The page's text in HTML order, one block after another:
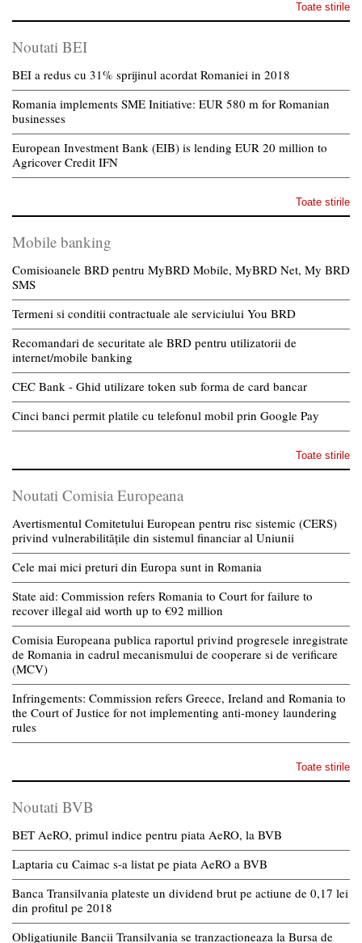
Toate stirile
Noutati BEI
BEI a redus cu 31% sprijinul acordat Romaniei in 2018
Romania implements SME Initiative: EUR 580 m for Romanian
businesses
European Investment Bank (EIB) is lending EUR 20 million to
Agricover Credit IFN
Toate stirile
Mobile banking
Comisioanele BRD pentru MyBRD Mobile, MyBRD Net, My BRD
SMS
Termeni si conditii contractuale ale serviciului You BRD
Recomandari de securitate ale BRD pentru utilizatorii de
internet/mobile banking
CEC Bank - Ghid utilizare token sub forma de card bancar
Cinci banci permit platile cu telefonul mobil prin Google Pay
Toate stirile
Noutati Comisia Europeana
Avertismentul Comitetului European pentru risc sistemic (CERS)
privind vulnerabilitățile din sistemul financiar al Uniunii
Cele mai mici preturi din Europa sunt in Romania
State aid: Commission refers Romania to Court for failure to
recover illegal aid worth up to €92 million
Comisia Europeana publica raportul privind progresele inregistrate
de Romania in cadrul mecanismului de cooperare si de verificare
(MCV)
Infringements: Commission refers Greece, Ireland and Romania to
the Court of Justice for not implementing anti-money laundering
rules
Toate stirile
Noutati BVB
BET AeRO, primul indice pentru piata AeRO, la BVB
Laptaria cu Caimac s-a listat pe piata AeRO a BVB
Banca Transilvania plateste un dividend brut pe actiune de 0,17 lei
din profitul pe 2018
Obligatiunile Bancii Transilvania se tranzactioneaza la Bursa de